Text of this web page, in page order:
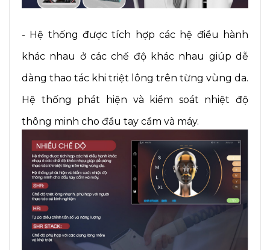
- Hệ thống được tích hợp các hệ điều hành
khác nhau ở các chế độ khác nhau giúp dễ
dàng thao tác khi triệt lông trên từng vùng da.
Hệ thống phát hiện và kiểm soát nhiệt độ
thông minh cho đầu tay cầm và máy.